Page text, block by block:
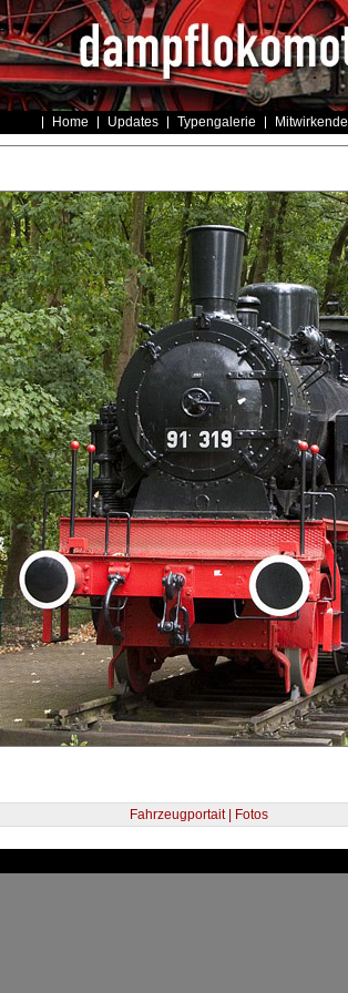
Home Updates Typengalerie Mitwirkende
Fahrzeugportait | Fotos